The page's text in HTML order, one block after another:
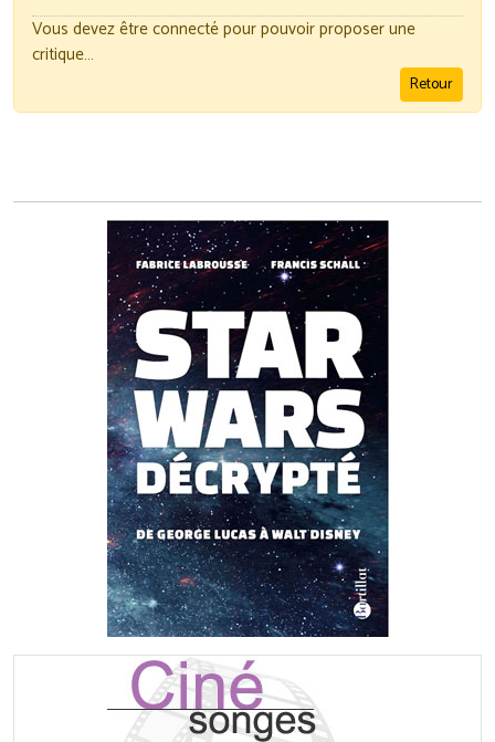
Vous devez être connecté pour pouvoir proposer une
critique…
Retour